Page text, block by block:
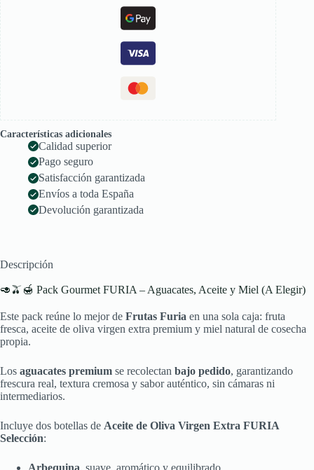
Características adicionales
Calidad superior
Pago seguro
Satisfacción garantizada
Envíos a toda España
Devolución garantizada
Descripción
🥑🫒🍯 Pack Gourmet FURIA – Aguacates, Aceite y Miel (A Elegir)
Este pack reúne lo mejor de Frutas Furia en una sola caja: fruta
fresca, aceite de oliva virgen extra premium y miel natural de cosecha
propia.
Los aguacates premium se recolectan bajo pedido, garantizando
frescura real, textura cremosa y sabor auténtico, sin cámaras ni
intermediarios.
Incluye dos botellas de Aceite de Oliva Virgen Extra FURIA
Selección: